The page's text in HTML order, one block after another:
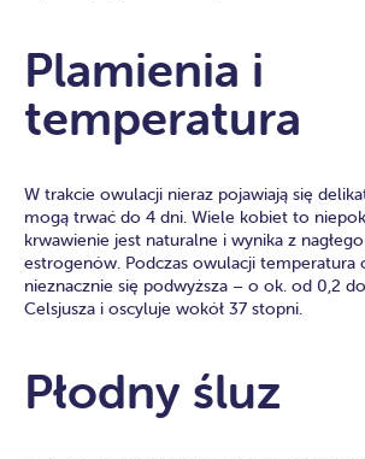
Plamienia i
temperatura
W trakcie owulacji nieraz pojawiają się
mogą trwać do 4 dni. Wiele kobiet to
krwawienie jest naturalne i wynika z
estrogenów. Podczas owulacji temperatura
nieznacznie się podwyższa – o ok. od 0,2
Celsjusza i oscyluje wokół 37 stopni.
Płodny śluz